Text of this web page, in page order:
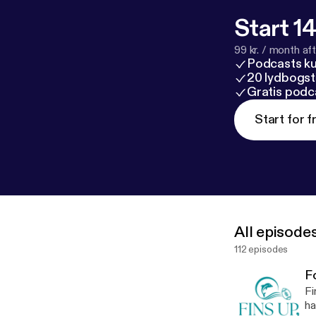
Start
99 kr. / month
Podcasts
20
Gratis
Start for
All
112 episodes
Fins up!